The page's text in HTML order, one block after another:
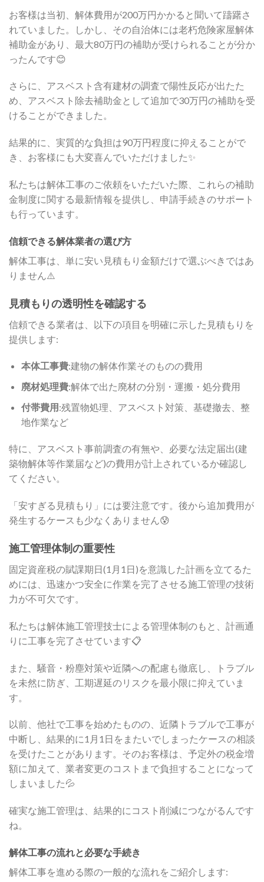
お客様は当初、解体費用が200万円かかると聞いて躊躇さ
れていました。しかし、その自治体には老朽危険家屋解体
補助金があり、最大80万円の補助が受けられることが分か
ったんです😊
さらに、アスベスト含有建材の調査で陽性反応が出たた
め、アスベスト除去補助金として追加で30万円の補助を受
けることができました。
結果的に、実質的な負担は90万円程度に抑えることがで
き、お客様にも大変喜んでいただけました✨
私たちは解体工事のご依頼をいただいた際、これらの補助
金制度に関する最新情報を提供し、申請手続きのサポート
も行っています。
信頼できる解体業者の選び方
解体工事は、単に安い見積もり金額だけで選ぶべきではあ
りません⚠️
見積もりの透明性を確認する
信頼できる業者は、以下の項目を明確に示した見積もりを
提供します:
本体工事費:建物の解体作業そのものの費用
廃材処理費:解体で出た廃材の分別・運搬・処分費用
付帯費用:残置物処理、アスベスト対策、基礎撤去、整
地作業など
特に、アスベスト事前調査の有無や、必要な法定届出(建
築物解体等作業届など)の費用が計上されているか確認し
てください。
「安すぎる見積もり」には要注意です。後から追加費用が
発生するケースも少なくありません😰
施工管理体制の重要性
固定資産税の賦課期日(1月1日)を意識した計画を立てるた
めには、迅速かつ安全に作業を完了させる施工管理の技術
力が不可欠です。
私たちは解体施工管理技士による管理体制のもと、計画通
りに工事を完了させています📋
また、騒音・粉塵対策や近隣への配慮も徹底し、トラブル
を未然に防ぎ、工期遅延のリスクを最小限に抑えていま
す。
以前、他社で工事を始めたものの、近隣トラブルで工事が
中断し、結果的に1月1日をまたいでしまったケースの相談
を受けたことがあります。そのお客様は、予定外の税金増
額に加えて、業者変更のコストまで負担することになって
しまいました💦
確実な施工管理は、結果的にコスト削減につながるんです
ね。
解体工事の流れと必要な手続き
解体工事を進める際の一般的な流れをご紹介します: